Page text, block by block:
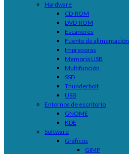
Hardware
CD-ROM
DVD-ROM
Escáneres
Fuente de alimentación
Impresoras
Memoria USB
Multifunción
SSD
Thunderbolt
USB
Entornos de escritorio
GNOME
KDE
Software
Gráficos
GIMP